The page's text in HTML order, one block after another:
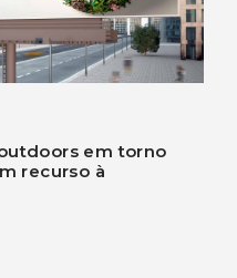
em torno
recurso à